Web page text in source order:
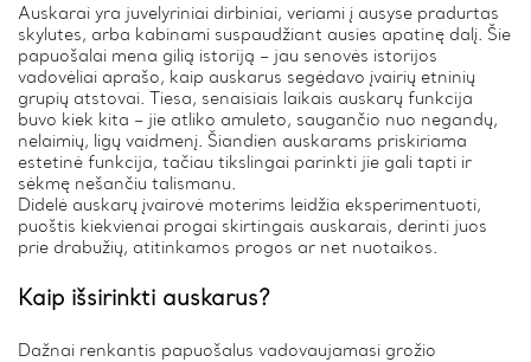
Auskarai yra juvelyriniai dirbiniai, veriami į ausyse pradurtas
skylutes, arba kabinami suspaudžiant ausies apatinę dalį. Šie
papuošalai mena gilią istoriją – jau senovės istorijos
vadovėliai aprašo, kaip auskarus segėdavo įvairių etninių
grupių atstovai. Tiesa, senaisiais laikais auskarų funkcija
buvo kiek kita – jie atliko amuleto, saugančio nuo negandų,
nelaimių, ligų vaidmenį. Šiandien auskarams priskiriama
estetinė funkcija, tačiau tikslingai parinkti jie gali tapti ir
sėkmę nešančiu talismanu.
Didelė auskarų įvairovė moterims leidžia eksperimentuoti,
puoštis kiekvienai progai skirtingais auskarais, derinti juos
prie drabužių, atitinkamos progos ar net nuotaikos.
Kaip išsirinkti auskarus?
Dažnai renkantis papuošalus vadovaujamasi grožio